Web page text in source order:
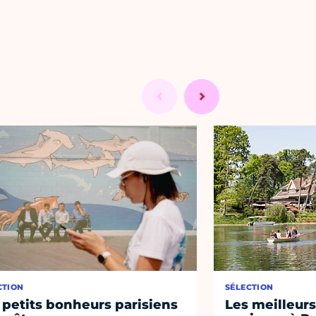
petits bonheurs parisiens
SÉLECTION
Les